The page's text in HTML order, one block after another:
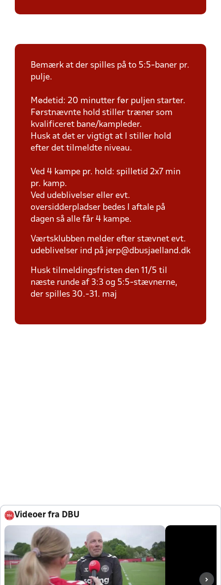
Bemærk at der spilles på to 5:5-baner pr.
pulje.
Mødetid: 20 minutter før puljen starter.
Førstnævnte hold stiller træner som
kvalificeret bane/kampleder.
Husk at det er vigtigt at I stiller hold
efter det tilmeldte niveau.
Ved 4 kampe pr. hold: spilletid 2x7 min
pr. kamp.
Ved udeblivelser eller evt.
oversidderpladser bedes I aftale på
dagen så alle får 4 kampe.
Værtsklubben melder efter stævnet evt.
udeblivelser ind på jerp@dbusjaelland.dk
Husk tilmeldingsfristen den 11/5 til
næste runde af 3:3 og 5:5-stævnerne,
der spilles 30.-31. maj
Videoer fra DBU